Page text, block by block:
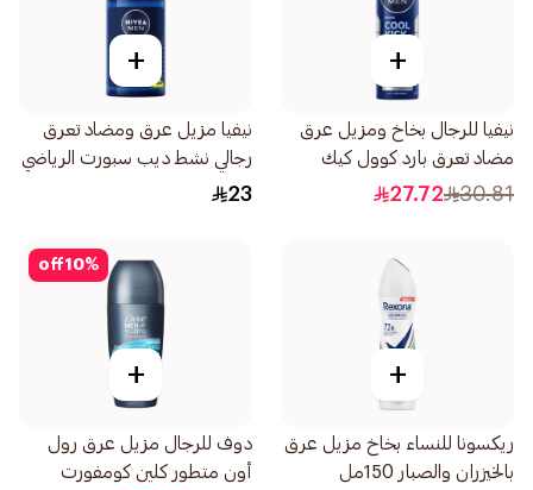
+
نيفيا للرجال بخاخ ومزيل عرق
مضاد تعرق بارد كوول كيك
المنعش 150مل
30.81
27.72
+
نيفيا مزيل عرق ومضاد تعرق
رجالي نشط ديب سبورت الرياضي
50مل
23
+
ريكسونا للنساء بخاخ مزيل عرق
بالخيزران والصبار 150مل
10%
off
+
دوف للرجال مزيل عرق رول
أون متطور كلين كومفورت